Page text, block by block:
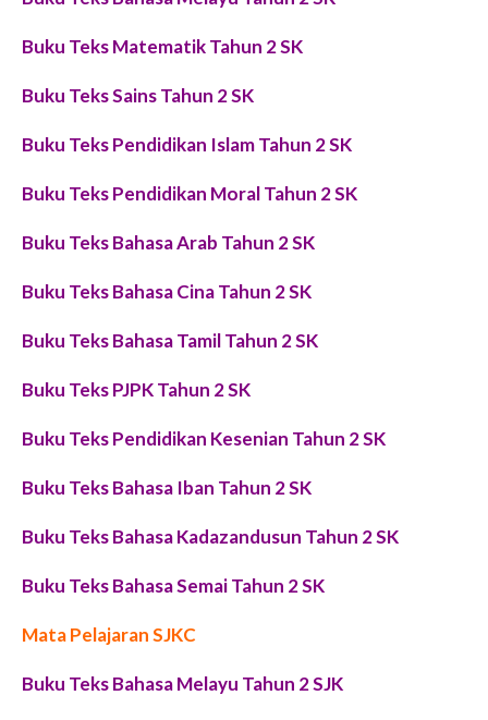
Buku Teks Matematik Tahun 2 SK
Buku Teks Sains Tahun 2 SK
Buku Teks Pendidikan Islam Tahun 2 SK
Buku Teks Pendidikan Moral Tahun 2 SK
Buku Teks Bahasa Arab Tahun 2 SK
Buku Teks Bahasa Cina Tahun 2 SK
Buku Teks Bahasa Tamil Tahun 2 SK
Buku Teks PJPK Tahun 2 SK
Buku Teks Pendidikan Kesenian Tahun 2 SK
Buku Teks Bahasa Iban Tahun 2 SK
Buku Teks Bahasa Kadazandusun Tahun 2 SK
Buku Teks Bahasa Semai Tahun 2 SK
Mata Pelajaran SJKC
Buku Teks Bahasa Melayu Tahun 2 SJK